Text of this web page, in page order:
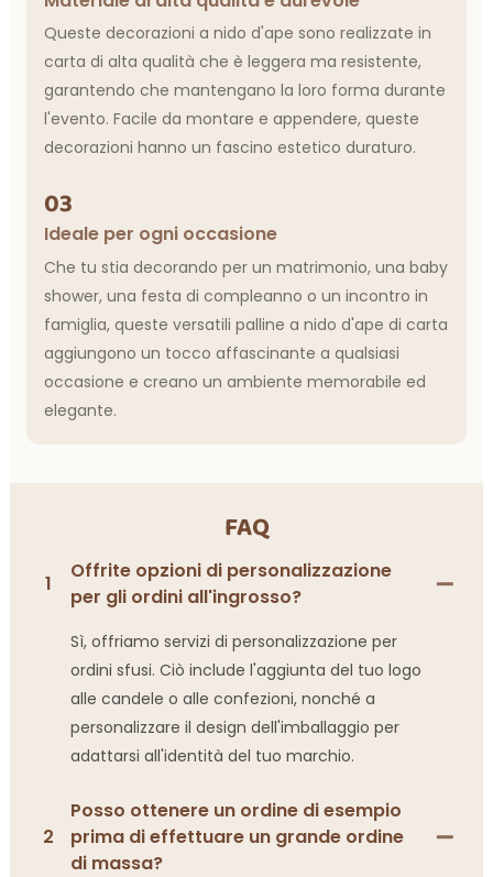
Queste decorazioni a nido d'ape sono realizzate in
carta di alta qualità che è leggera ma resistente,
garantendo che mantengano la loro forma durante
l'evento. Facile da montare e appendere, queste
decorazioni hanno un fascino estetico duraturo.
03
Ideale per ogni occasione
Che tu stia decorando per un matrimonio, una baby
shower, una festa di compleanno o un incontro in
famiglia, queste versatili palline a nido d'ape di carta
aggiungono un tocco affascinante a qualsiasi
occasione e creano un ambiente memorabile ed
elegante.
FAQ
1
Offrite opzioni di personalizzazione
per gli ordini all'ingrosso?
Sì, offriamo servizi di personalizzazione per
ordini sfusi. Ciò include l'aggiunta del tuo logo
alle candele o alle confezioni, nonché a
personalizzare il design dell'imballaggio per
adattarsi all'identità del tuo marchio.
2
Posso ottenere un ordine di esempio
prima di effettuare un grande ordine
di massa?